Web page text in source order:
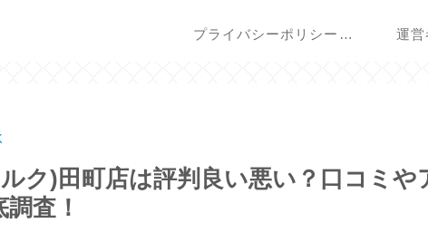
プライバシーポリシー・免責事項 運営
ク)田町店は評判良い悪い？口コミや
査！